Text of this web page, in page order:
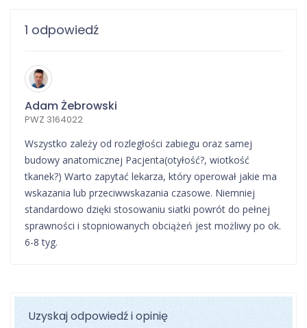
1 odpowiedź
Adam Żebrowski
PWZ 3164022
Wszystko zależy od rozległości zabiegu oraz samej
budowy anatomicznej Pacjenta(otyłość?, wiotkość
tkanek?) Warto zapytać lekarza, który operował jakie ma
wskazania lub przeciwwskazania czasowe. Niemniej
standardowo dzięki stosowaniu siatki powrót do pełnej
sprawności i stopniowanych obciążeń jest możliwy po ok.
6-8 tyg.
Uzyskaj odpowiedź i opinię